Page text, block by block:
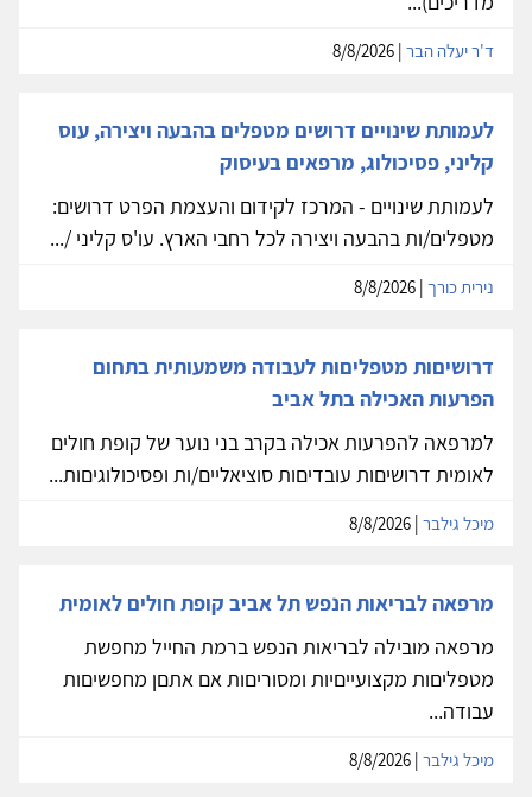
ד'ר יעלה הבר
לעמותת שינויים דרושים מטפלים בהבעה ויצירה, עוס
קליני, פסיכולוג, מרפאים בעיסוק
לעמותת שינויים - המרכז לקידום והעצמת הפרט דרושים:
מטפלים/ות בהבעה ויצירה לכל רחבי הארץ. עו'ס קליני /...
נירית כורך
דרושיםות מטפליםות לעבודה משמעותית בתחום
הפרעות האכילה בתל אביב
למרפאה להפרעות אכילה בקרב בני נוער של קופת חולים
לאומית דרושיםות עובדיםות סוציאליים/ות ופסיכולוגיםות...
מיכל גילבר
מרפאה לבריאות הנפש תל אביב קופת חולים לאומית
מרפאה מובילה לבריאות הנפש ברמת החייל מחפשת
מטפליםות מקצועייםיות ומסוריםות אם אתםן מחפשיםות
עבודה...
מיכל גילבר